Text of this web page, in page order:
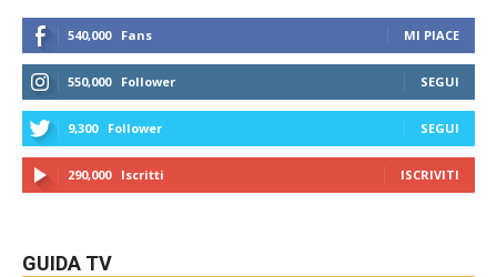
540,000 Fans MI PIACE
550,000 Follower SEGUI
9,300 Follower SEGUI
290,000 Iscritti ISCRIVITI
GUIDA TV